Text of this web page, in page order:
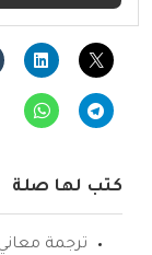
كتب لها صلة
ترجمة معاني